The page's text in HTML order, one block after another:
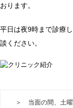
おります。
平日は夜9時まで診療
談ください。
＞ 当面の間、土曜